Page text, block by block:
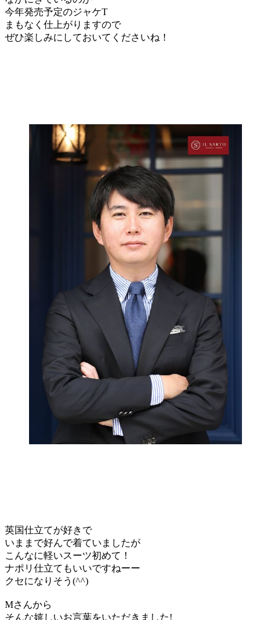
今年発売予定のジャケT
まもなく仕上がりますので
ぜひ楽しみにしておいてくださいね！
英国仕立てが好きで
いままで好んで着ていましたが
こんなに軽いスーツ初めて！
ナポリ仕立てもいいですねーー
クセになりそう(^^)
Mさんから
そんな嬉しいお言葉をいただきました!